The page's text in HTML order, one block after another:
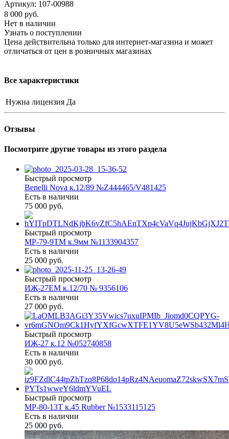
Артикул: 107-00988
8 000 руб.
Нет в наличии
Узнать о поступлении
Цена действительна только для интернет-магазина и может
отличаться от цен в розничных магазинах
Все характеристики
Нужна лицензия Да
Отзывы
Посмотрите другие товары из этого раздела
Быстрый просмотр
Benelli Nova к.12/89 №Z444465/V481425
Есть в наличии
75 000 руб.
Быстрый просмотр
МР-79-9ТМ к.9мм №1133904357
Есть в наличии
25 000 руб.
Быстрый просмотр
ИЖ-27ЕМ к.12/70 № 9356106
Есть в наличии
27 000 руб.
Быстрый просмотр
ИЖ-27 к.12 №052740858
Есть в наличии
30 000 руб.
Быстрый просмотр
МР-80-13Т к.45 Rubber №1533115125
Есть в наличии
25 000 руб.